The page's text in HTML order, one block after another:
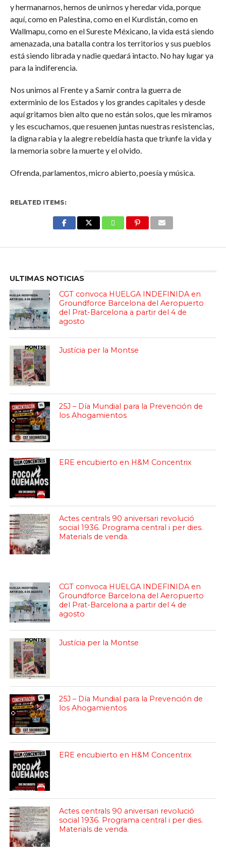
y hermanarnos, hemos de unirnos y heredar vida, porque
aquí, como en Palestina, como en el Kurdistán, como en
Wallmapu, como en el Sureste Méxicano, la vida está siendo
amenazada, una batalla contra los territorios y sus pueblos
está siendo librada y nadie quedará intacto. No hay lugar ya
para la indiferencia.
Nos unimos al Frente y a Samir contra la guerra de
exterminio de los Estados y los grandes capitales y desde
aquí gritamos bien alto que no están solos, que les miramos
y les escuchamos, que resuenen juntas nuestras resistencias,
la digna rabia y la alegre rebeldía hasta que triunfe la vida y
la memoria sobre la muerte y el olvido.
Ofrenda, parlamentos, micro abierto, poesía y música.
RELATED ITEMS:
ULTIMAS NOTICIAS
CGT convoca HUELGA INDEFINIDA en
Groundforce Barcelona del Aeropuerto
del Prat-Barcelona a partir del 4 de
agosto
Justícia per la Montse
25J – Día Mundial para la Prevención de
los Ahogamientos
ERE encubierto en H&M Concentrix
Actes centrals 90 aniversari revolució
social 1936. Programa central i per dies.
Materials de venda.
CGT convoca HUELGA INDEFINIDA en
Groundforce Barcelona del Aeropuerto
del Prat-Barcelona a partir del 4 de
agosto
Justícia per la Montse
25J – Día Mundial para la Prevención de
los Ahogamientos
ERE encubierto en H&M Concentrix
Actes centrals 90 aniversari revolució
social 1936. Programa central i per dies.
Materials de venda.